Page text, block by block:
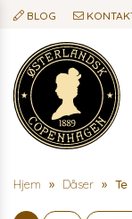
BLOG
Hjem Dåser Te